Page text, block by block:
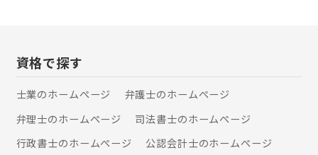
長・拡大に向けた新事業への挑戦を行
う中小企業を支援するための補助金で
にかかる設備投資をサポートします。
補助金額1,500万～5,000万 2.ものづく
資格で探す
士業のホームぺージ
弁護士のホームぺージ
弁理士のホームぺージ
司法書士のホームぺージ
行政書士のホームぺージ
公認会計士のホームぺージ